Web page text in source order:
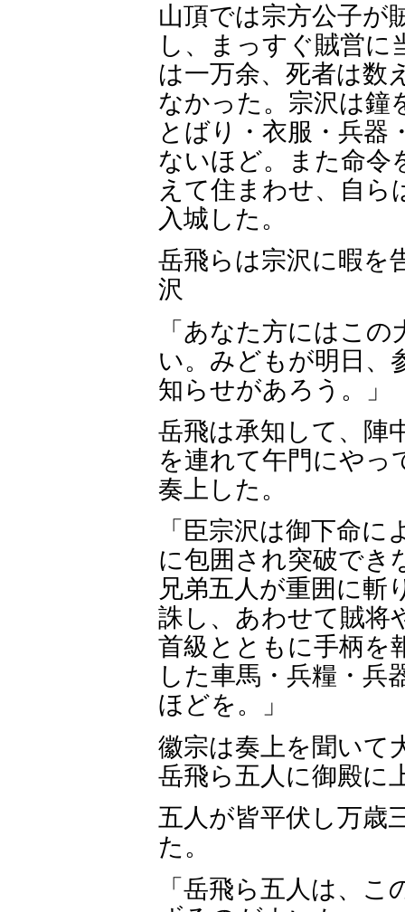
山頂では宗方公子が
し、まっすぐ賊営
は一万余、死者は数
なかった。宗沢は鐘
とばり・衣服・兵器
ないほど。また命令
えて住まわせ、自ら
入城した。
岳飛らは宗沢に暇を
沢
「あなた方にはこ
い。みどもが明日、
知らせがあろう。」
岳飛は承知して、陣
を連れて午門にやっ
奏上した。
「臣宗沢は御下命
に包囲され突破でき
兄弟五人が重囲に斬
誅し、あわせて賊将
首級とともに手柄を
した車馬・兵糧・兵
ほどを。」
徽宗は奏上を聞いて
岳飛ら五人に御殿に
五人が皆平伏し万歳
た。
「岳飛ら五人は、